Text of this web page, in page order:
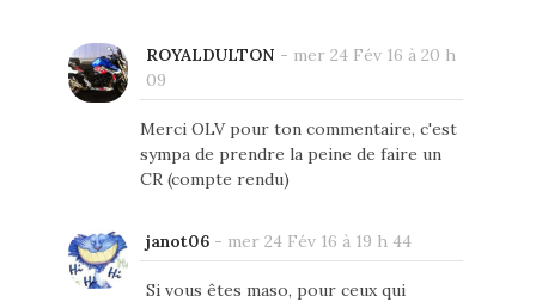
ROYALDULTON - mer 24 Fév 16 à 20 h
09
Merci OLV pour ton commentaire, c'est
sympa de prendre la peine de faire un
CR (compte rendu)
janot06- mer 24 Fév 16 à 19 h 44
Si vous êtes maso, pour ceux qui